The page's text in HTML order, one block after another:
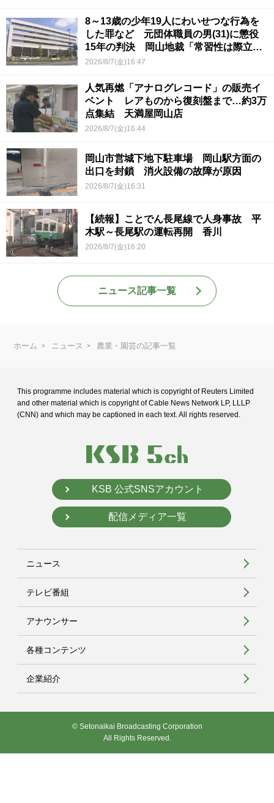
8～13歳の少年19人にわいせつな行為を
した罪など 元団体職員の男(31)に懲役
15年の判決 岡山地裁「常習性は際立っ
ていて被害結果も非常に重い」
2026/8/7(金)16:47
人気再燃「アナログレコード」の販売イ
ベント レアものから復刻盤まで…約3万
点集結 天満屋岡山店
2026/8/7(金)16:44
岡山市営城下地下駐車場 岡山駅方面の
出口を封鎖 消火設備の故障が原因
2026/8/7(金)16:31
【続報】ことでん長尾線で人身事故 平
木駅～長尾駅の運転再開 香川
2026/8/7(金)16:20
ニュース記事一覧
ホーム ニュース 農業・園芸の記事一覧
This programme includes material which is copyright of Reuters Limited
and other material which is copyright of Cable News Network LP, LLLP
(CNN) and which may be captioned in each text. All rights reserved.
KSB 公式SNSアカウント
配信メディア一覧
ニュース
テレビ番組
アナウンサー
各種コンテンツ
企業紹介
© Setonaikai Broadcasting Corporation
All Rights Reserved.